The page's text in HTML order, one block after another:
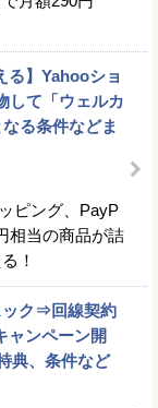
る】Yahooショ
して「ウェルカ
る条件などま
ピング、PayP
相当の商品が詰
！
ック⇒回線契約
ャンペーン開
典、条件など